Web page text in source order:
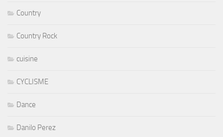
Country
Country Rock
cuisine
CYCLISME
Dance
Danilo Perez